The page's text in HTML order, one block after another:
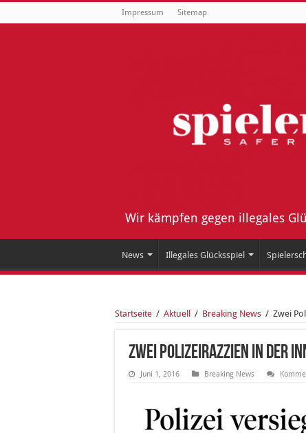
Impressum Sitemap
Wir kämpfen gegen illegales
News Illegales Glücksspiel
Startseite / Aktuell / Breaking News / Zwei
Zwei Polizeirazzien in der
Juni 1, 2016 Breaking News